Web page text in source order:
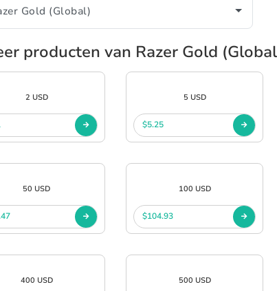
producten van Razer Gold
2 USD 5 USD
$5.25
50 USD 100 USD
$104.93
400 USD 500 USD